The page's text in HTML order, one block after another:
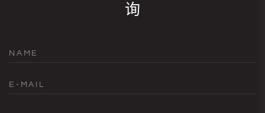
询
NAME
E-MAIL